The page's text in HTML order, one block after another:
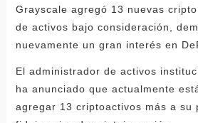
Grayscale agregó 13 nuevas
de activos bajo consideración,
nuevamente un gran interés en
El administrador de activos
ha anunciado que actualmente
agregar 13 criptoactivos más a su